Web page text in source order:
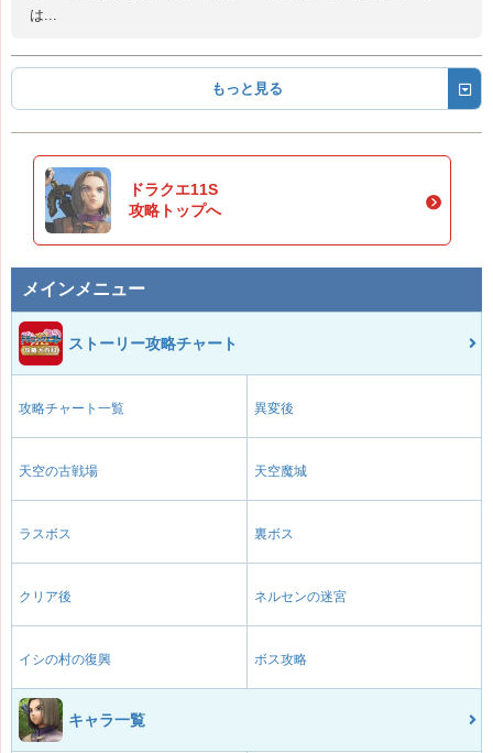
は...
もっと見る
ドラクエ11S
攻略トップへ
メインメニュー
ストーリー攻略チャート
攻略チャート一覧 異変後
天空の古戦場 天空魔城
ラスボス 裏ボス
クリア後 ネルセンの迷宮
イシの村の復興 ボス攻略
キャラ一覧